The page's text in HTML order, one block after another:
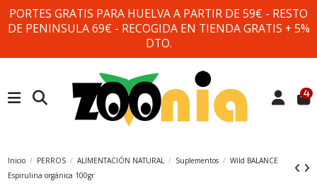
PORTES GRATIS PARA HUELVA A PARTIR DE 59€ - RESTO
DE PENINSULA 69€ - RECOGIDA EN TIENDA GRATIS + 5%
DTO.
4
Inicio PERROS ALIMENTACIÓN NATURAL Suplementos
Wild BALANCE
Espirulina orgánica 100gr